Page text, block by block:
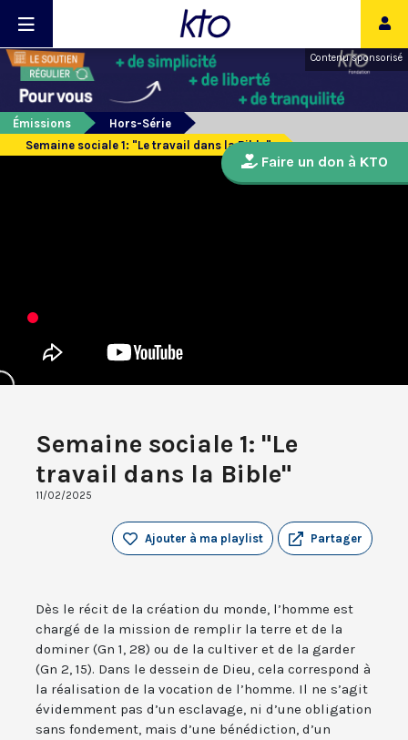
Contenu sponsorisé
Émissions
Hors-Série
Semaine sociale 1: "Le travail dans la Bible"
Semaine sociale 1: "Le
travail dans la Bible"
11/02/2025
Partager
Ajouter à ma playlist
Dès le récit de la création du monde, l’homme est
chargé de la mission de remplir la terre et de la
dominer (Gn 1, 28) ou de la cultiver et de la garder
(Gn 2, 15). Dans le dessein de Dieu, cela correspond à
la réalisation de la vocation de l’homme. Il ne s’agit
évidemment pas d’un esclavage, ni d’une obligation
sans fondement, mais d’une bénédiction, d’un
Faire un don à KTO